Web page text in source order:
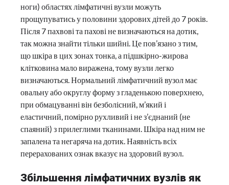
ноги) областях лімфатичні вузли можуть
прощупуватись у половини здорових дітей до 7 років.
Після 7 пахвові та пахові не визначаються на дотик,
так можна знайти тільки шийні. Це пов’язано з тим,
що шкіра в цих зонах тонка, а підшкірно-жирова
клітковина мало виражена, тому вузли легко
визначаються. Нормальний лімфатичний вузол має
овальну або округлу форму з гладенькою поверхнею,
при обмацуванні він безболісний, м’який і
еластичний, помірно рухливий і не з’єднаний (не
спаяний) з прилеглими тканинами. Шкіра над ним не
запалена та негаряча на дотик. Наявність всіх
перерахованих ознак вказує на здоровий вузол.
Збільшення лімфатичних вузлів як